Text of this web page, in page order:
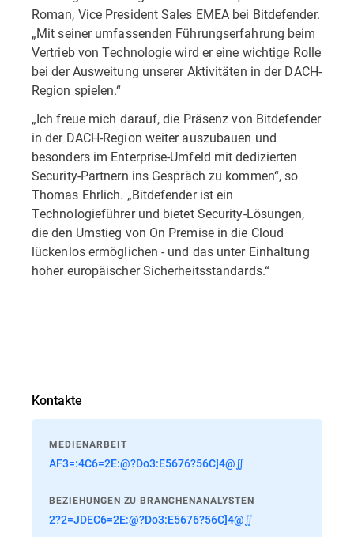
Roman, Vice President Sales EMEA bei Bitdefender.
„Mit seiner umfassenden Führungserfahrung beim
Vertrieb von Technologie wird er eine wichtige Rolle
bei der Ausweitung unserer Aktivitäten in der DACH-
Region spielen.“
„Ich freue mich darauf, die Präsenz von Bitdefender
in der DACH-Region weiter auszubauen und
besonders im Enterprise-Umfeld mit dedizierten
Security-Partnern ins Gespräch zu kommen“, so
Thomas Ehrlich. „Bitdefender ist ein
Technologieführer und bietet Security-Lösungen,
die den Umstieg von On Premise in die Cloud
lückenlos ermöglichen - und das unter Einhaltung
hoher europäischer Sicherheitsstandards.“
Kontakte
MEDIENARBEIT
AF3=:4C6=2E:@?Do3:E5676?56C]4@∬
BEZIEHUNGEN ZU BRANCHENANALYSTEN
2?2=JDEC6=2E:@?Do3:E5676?56C]4@∬